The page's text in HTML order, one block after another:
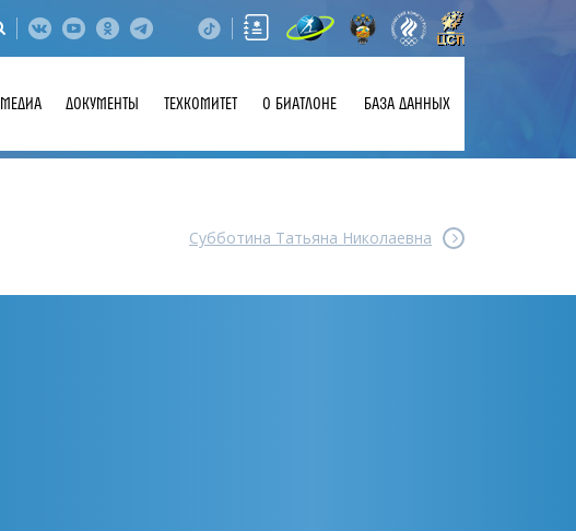
МЕДИА ДОКУМЕНТЫ ТЕХКОМИТЕТ О БИАТЛОНЕ БАЗА ДАННЫХ
Субботина Татьяна Николаевна